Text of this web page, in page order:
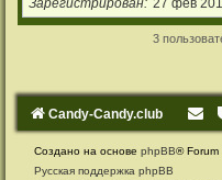
Зарегистрирован 27 фев
3
Candy-Candy.club
Создано на основе phpBB® Forum
Русская поддержка phpBB